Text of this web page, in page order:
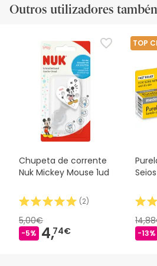
Outros utilizadores
Chupeta de corrente
Nuk Mickey Mouse 1ud
(2)
5,00€
-5% 4,74€
TOP
-13%